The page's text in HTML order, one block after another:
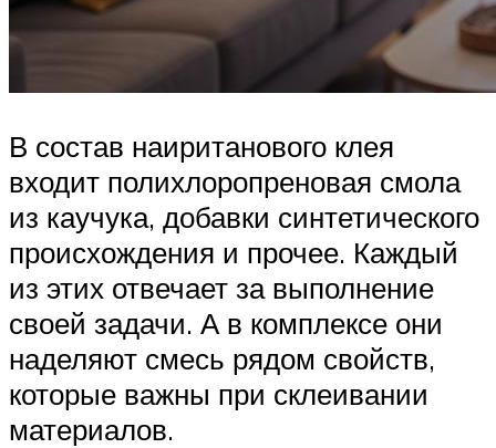
В состав наиританового клея
входит полихлоропреновая смола
из каучука, добавки синтетического
происхождения и прочее. Каждый
из этих отвечает за выполнение
своей задачи. А в комплексе они
наделяют смесь рядом свойств,
которые важны при склеивании
материалов.